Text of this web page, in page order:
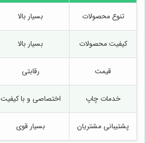
تنوع محصولات بسیار بالا
کیفیت محصولات بسیار بالا
قیمت رقابتی
خدمات چاپ اختصاصی و با کیفیت
پشتیبانی مشتریان بسیار قوی